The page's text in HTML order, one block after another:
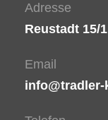
Adresse
Reustadt 15/
Email